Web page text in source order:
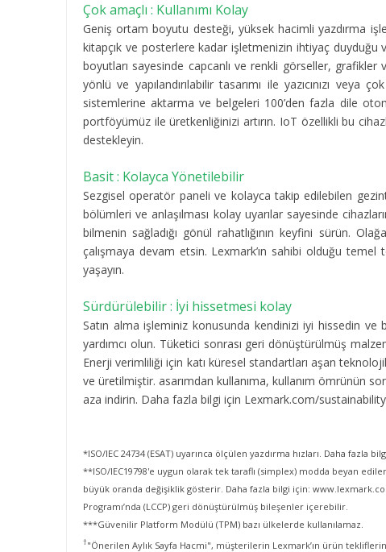
Çok amaçlı : Kullanımı Kolay
Geniş ortam boyutu desteği, yüksek hacimli yazdırma
kitapçık ve posterlere kadar işletmenizin ihtiyaç
boyutları sayesinde capcanlı ve renkli görseller,
yönlü ve yapılandırılabilir tasarımı ile yazıcınızı veya
sistemlerine aktarma ve belgeleri 100’den fazla dile
portföyümüz ile üretkenliğinizi artırın. IoT özellikli bu
destekleyin.
Basit : Kolayca Yönetilebilir
Sezgisel operatör paneli ve kolayca takip edilebilen
bölümleri ve anlaşılması kolay uyarılar sayesinde
bilmenin sağladığı gönül rahatlığının keyfini sürün.
çalışmaya devam etsin. Lexmark’ın sahibi olduğu temel
yaşayın.
Sürdürülebilir : İyi hissetmesi kolay
Satın alma işleminiz konusunda kendinizi iyi hissedin ve
yardımcı olun. Tüketici sonrası geri dönüştürülmüş
Enerji verimliliği için katı küresel standartları aşan
ve üretilmiştir. asarımdan kullanıma, kullanım ömrünün
aza indirin. Daha fazla bilgi için Lexmark.com/
*ISO/IEC 24734 (ESAT) uyarınca ölçülen yazdırma hızları. Daha fazla
**ISO/IEC19798'e uygun olarak tek taraflı (simplex) modda beyan
büyük oranda değişiklik gösterir. Daha fazla bilgi için:
Programı’nda (LCCP) geri dönüştürülmüş bileşenler içerebilir.
***Güvenilir Platform Modülü (TPM) bazı ülkelerde kullanılamaz.
†"Önerilen Aylık Sayfa Hacmi", müşterilerin Lexmark’ın ürün